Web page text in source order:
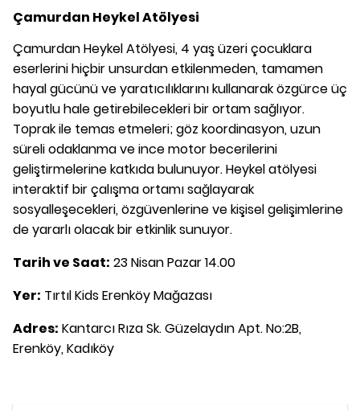
Çamurdan Heykel Atölyesi
Çamurdan Heykel Atölyesi, 4 yaş üzeri çocuklara
eserlerini hiçbir unsurdan etkilenmeden, tamamen
hayal gücünü ve yaratıcılıklarını kullanarak özgürce üç
boyutlu hale getirebilecekleri bir ortam sağlıyor.
Toprak ile temas etmeleri; göz koordinasyon, uzun
süreli odaklanma ve ince motor becerilerini
geliştirmelerine katkıda bulunuyor. Heykel atölyesi
interaktif bir çalışma ortamı sağlayarak
sosyalleşecekleri, özgüvenlerine ve kişisel gelişimlerine
de yararlı olacak bir etkinlik sunuyor.
Tarih ve Saat: 23 Nisan Pazar 14.00
Yer: Tırtıl Kids Erenköy Mağazası
Adres: Kantarcı Rıza Sk. Güzelaydın Apt. No:2B,
Erenköy, Kadıköy